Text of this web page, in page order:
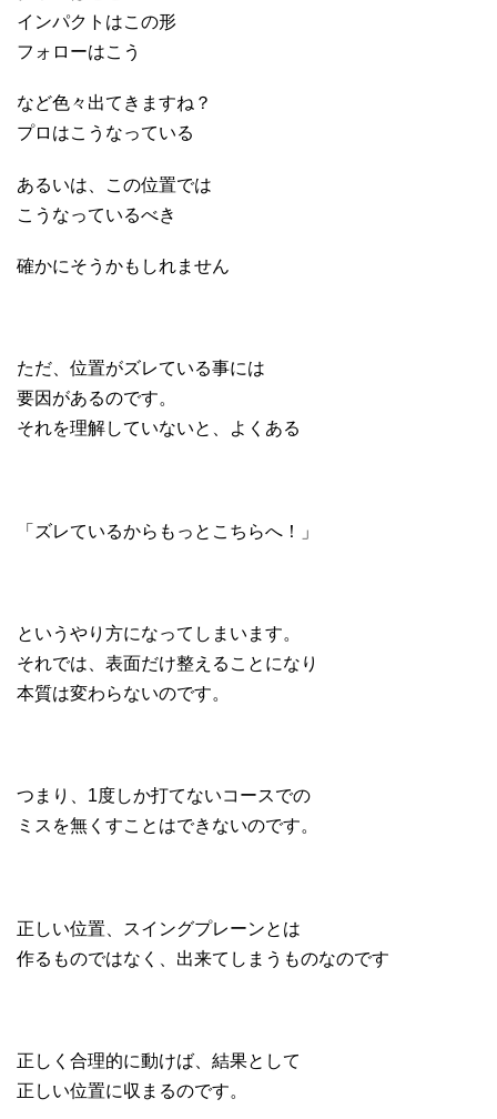
インパクトはこの形
フォローはこう
など色々出てきますね？
プロはこうなっている
あるいは、この位置では
こうなっているべき
確かにそうかもしれません
ただ、位置がズレている事には
要因があるのです。
それを理解していないと、よくある
「ズレているからもっとこちらへ！」
というやり方になってしまいます。
それでは、表面だけ整えることになり
本質は変わらないのです。
つまり、1度しか打てないコースでの
ミスを無くすことはできないのです。
正しい位置、スイングプレーンとは
作るものではなく、出来てしまうものなのです
正しく合理的に動けば、結果として
正しい位置に収まるのです。